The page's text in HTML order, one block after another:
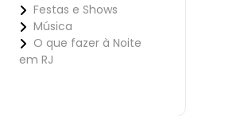
Festas e Shows
Música
O que fazer à Noite
em RJ